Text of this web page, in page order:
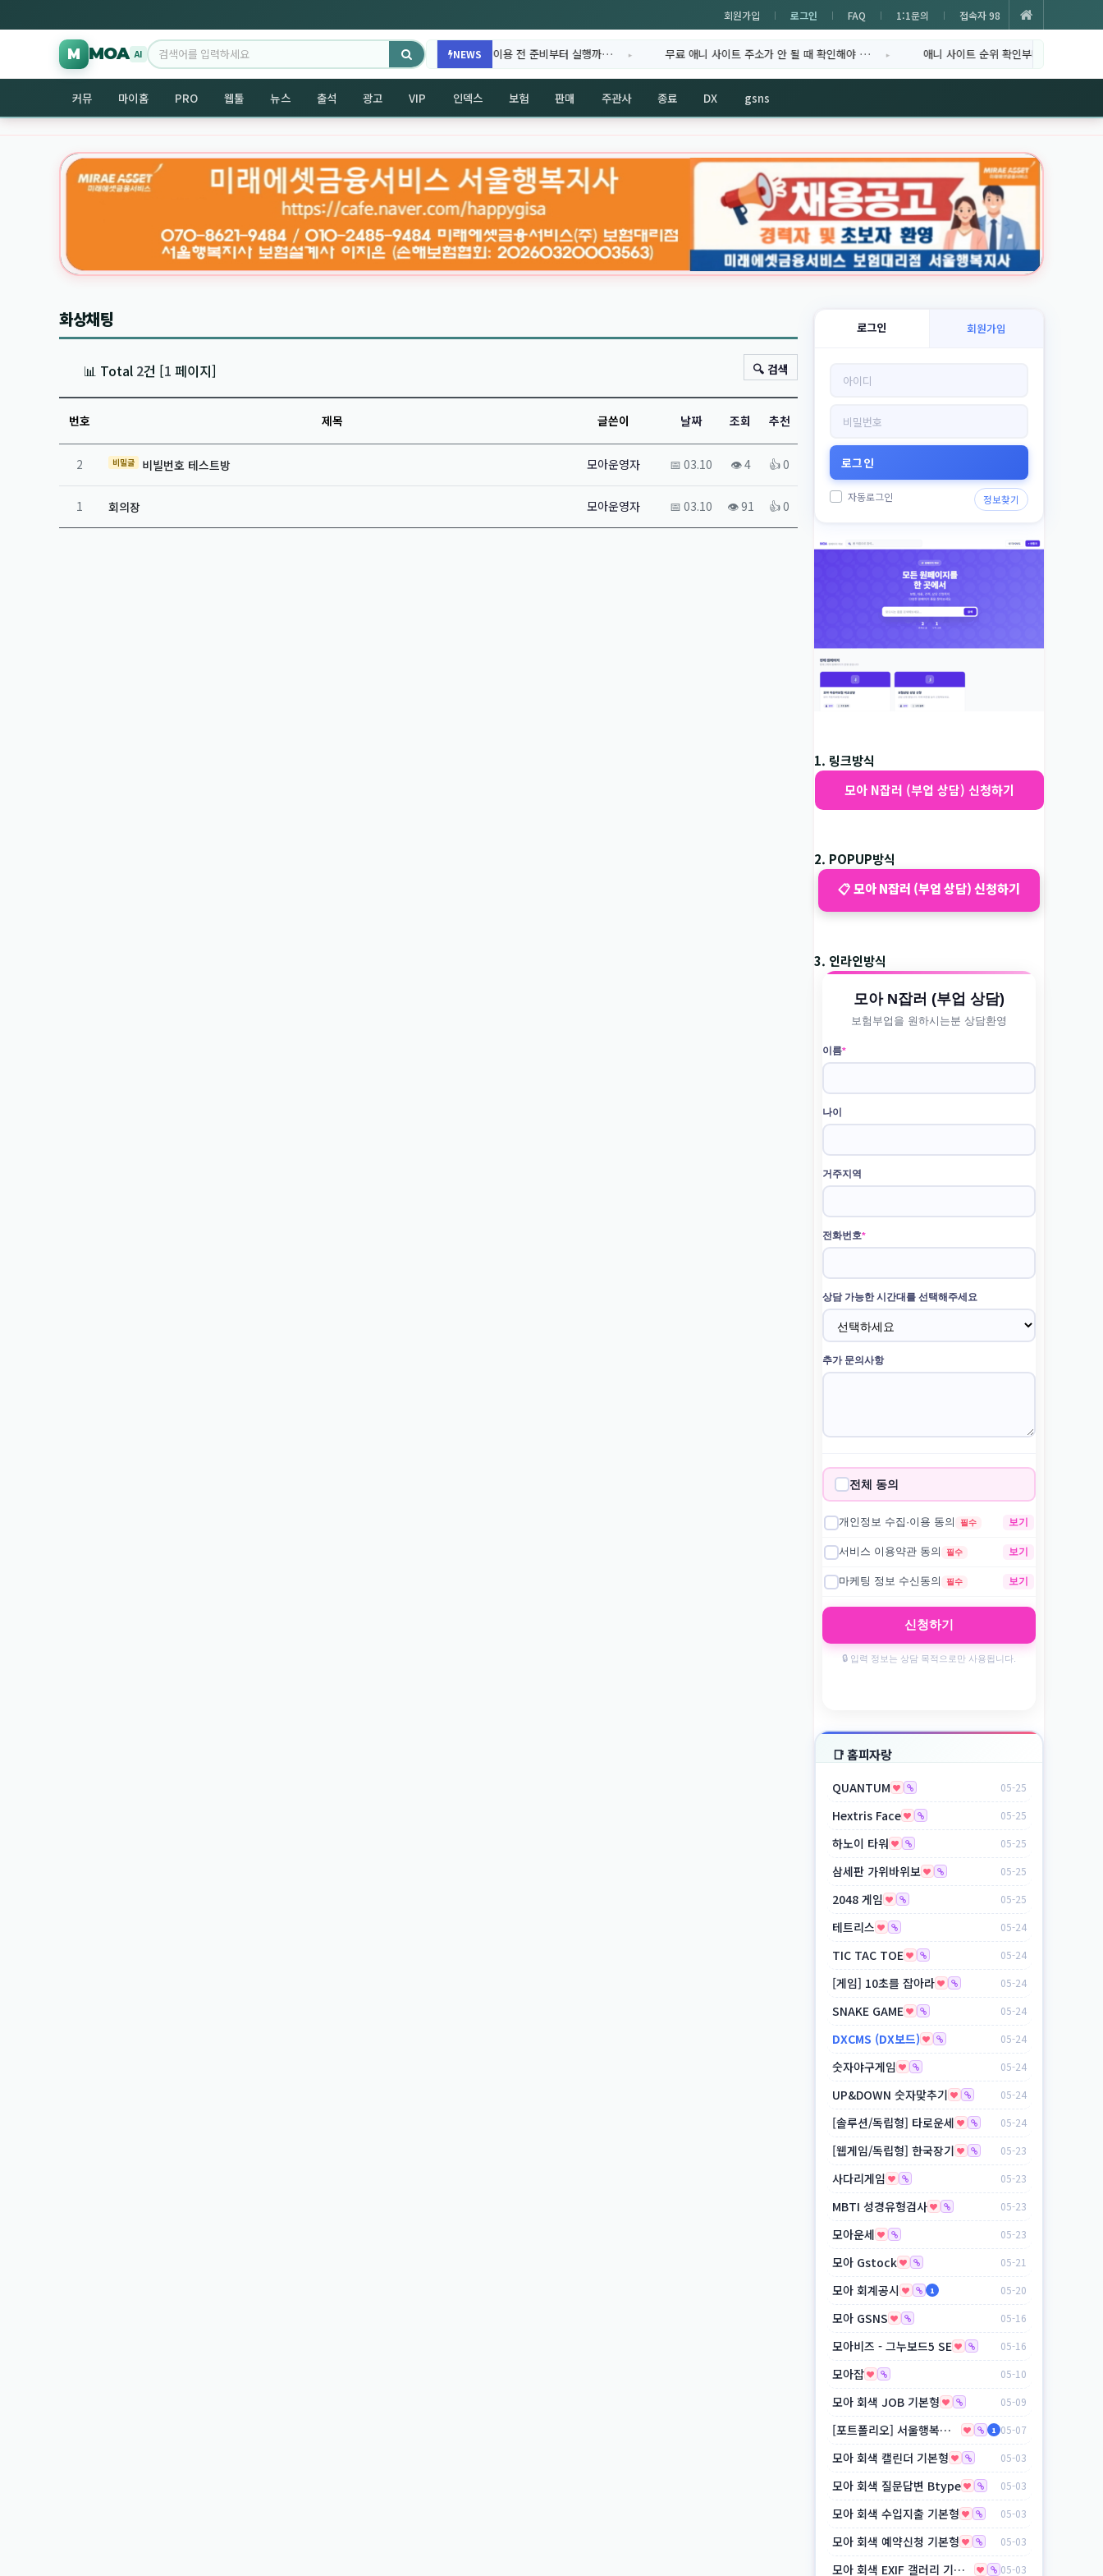
회원가입 로그인 FAQ 1:1문의 접속자 98
M MOA AI NEWS
주소모음 활용법, 분야별 분류로 필요한 웹사이… 무료 다시보기 드라마 이용 전 준비부터 실행까… 무료 애니 사이트 주소가 안 될 때 확인해야 … 애니 사이트 순위 확인부터 직접 이용하는 방법…
커뮤 마이홈 PRO 웹툴 뉴스 출석 광고 VIP 인덱스 보험 판매 주관사 종료 DX gsns
로그인 회원가입
자동로그인 정보찾기
1. 링크방식
모아 N잡러 (부업 상담) 신청하기
2. POPUP방식
📋 모아 N잡러 (부업 상담) 신청하기
3. 인라인방식
📑 홈피자랑
QUANTUM 05-25
Hextris Face 05-25
하노이 타워 05-25
삼세판 가위바위보 05-25
2048 게임 05-25
테트리스 05-24
TIC TAC TOE 05-24
[게임] 10초를 잡아라 05-24
SNAKE GAME 05-24
DXCMS (DX보드) 05-24
숫자야구게임 05-24
UP&DOWN 숫자맞추기 05-24
[솔루션/독립형] 타로운세 05-24
[웹게임/독립형] 한국장기 05-23
사다리게임 05-23
MBTI 성경유형검사 05-23
모아운세 05-23
모아 Gstock 05-21
모아 회계공시 1 05-20
모아 GSNS 05-16
모아비즈 - 그누보드5 SE 05-16
모아잡 05-10
모아 회색 JOB 기본형 05-09
[포트폴리오] 서울행복지사 (보험설계사 플랫폼) 1 05-07
모아 회색 캘린더 기본형 05-03
모아 회색 질문답변 Btype 05-03
모아 회색 수입지출 기본형 05-03
모아 회색 예약신청 기본형 05-03
모아 회색 EXIF 갤러리 기본형 05-03
화상채팅
📊 Total 2건 [1 페이지] 🔍 검색
번호 제목 글쓴이 날짜 조회 추천
2 비밀글 비빌번호 테스트방 모아운영자 📅 03.10 👁️ 4 👍 0
1 회의장 모아운영자 📅 03.10 👁️ 91 👍 0